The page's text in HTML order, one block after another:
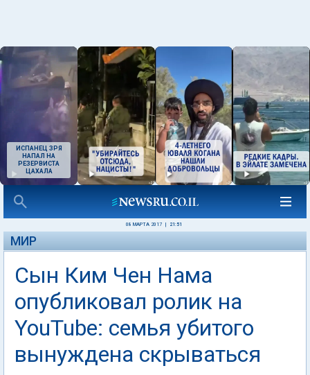
ИСПАНЕЦ ЗРЯ
НАПАЛ НА
РЕЗЕРВИСТА
ЦАХАЛА
08 МАРТА 2017 21:51
МИР
Сын Ким Чен Нама
опубликовал ролик на
YouTube: семья убитого
вынуждена скрываться